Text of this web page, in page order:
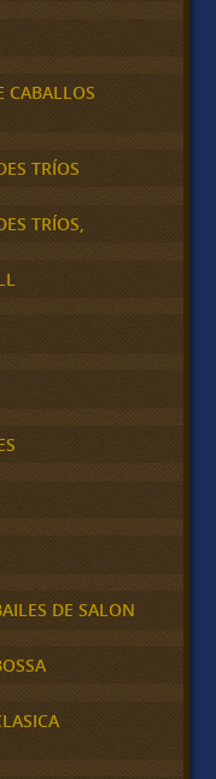
CABALLOS
TRÍOS
TRÍOS,
DE SALON